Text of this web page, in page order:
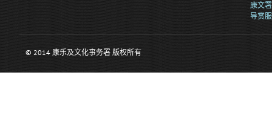
康文
导赏
© 2014 康乐及文化事务署 版权所有